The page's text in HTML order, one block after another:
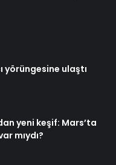
yörüngesine ulaştı
yeni keşif: Mars’ta
mıydı?